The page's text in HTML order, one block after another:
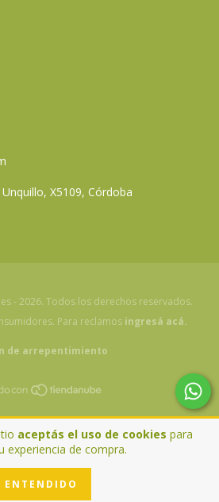
aceptás el uso de cookies para
experiencia de compra.
ENTENDIDO
X5109, Córdoba
- 2026. Todos los derechos reservados.
Para reclamos ingresá acá.
de arrepentimiento